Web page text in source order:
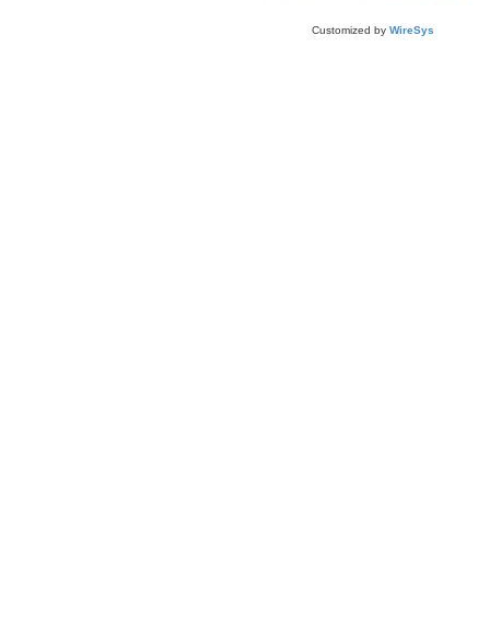
Customized by WireSys